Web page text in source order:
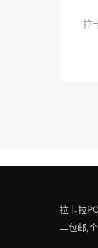
拉
拉卡拉
丰包邮,